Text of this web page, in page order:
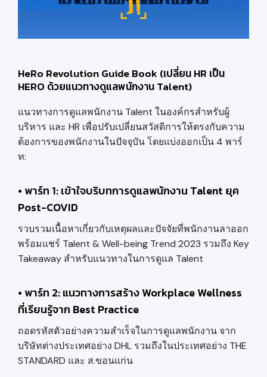
HeRo Revolution Guide Book (เปลี่ยน HR เป็น
HERO ด้วยแนวทางดูแลพนักงาน Talent)
แนวทางการดูแลพนักงาน Talent ในองค์กรสำหรับผู้
บริหาร และ HR เพื่อปรับเปลี่ยนสวัสดิการให้ตรงกับความ
ต้องการของพนักงานในปัจจุบัน โดยแบ่งออกเป็น 4 พาร์
ท:
• พาร์ท 1: เข้าใจบริบทการดูแลพนักงาน Talent ยุค
Post-COVID
รวบรวมเนื้อหาเกี่ยวกับเหตุผลและปัจจัยที่พนักงานลาออก
พร้อมแชร์ Talent & Well-being Trend 2023 รวมถึง Key
Takeaway สำหรับแนวทางในการดูแล Talent
• พาร์ท 2: แนวทางการสร้าง Workplace Wellness
ที่เรียนรู้จาก Best Practice
ถอดรหัสตัวอย่างความสำเร็จในการดูแลพนักงาน จาก
บริษัทต่างประเทศอย่าง DHL รวมถึงในประเทศอย่าง THE
STANDARD และ ส.ขอนแก่น